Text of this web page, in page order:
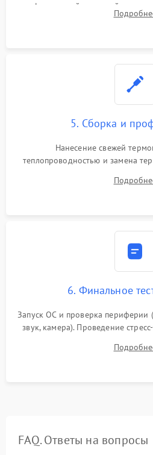
инфракрасной паяльной
BIOS или замена
5. Сборка и
Нанесение свежей
теплопроводностью и замена
шлейфов, модулей памяти и
6. Финальное
Запуск ОС и проверка периферии
звук, камера). Проведение
для контроля температурного
системы под
FAQ. Ответы на вопросы